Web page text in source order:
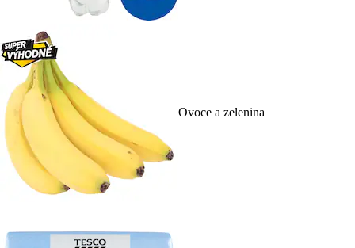
Ovoce a zelenina